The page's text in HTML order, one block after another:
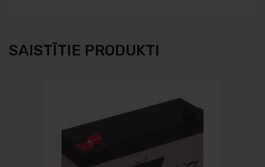
SAISTĪTIE PRODUKTI